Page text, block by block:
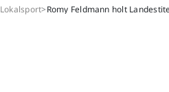
Lokalsport>Romy Feldmann holt